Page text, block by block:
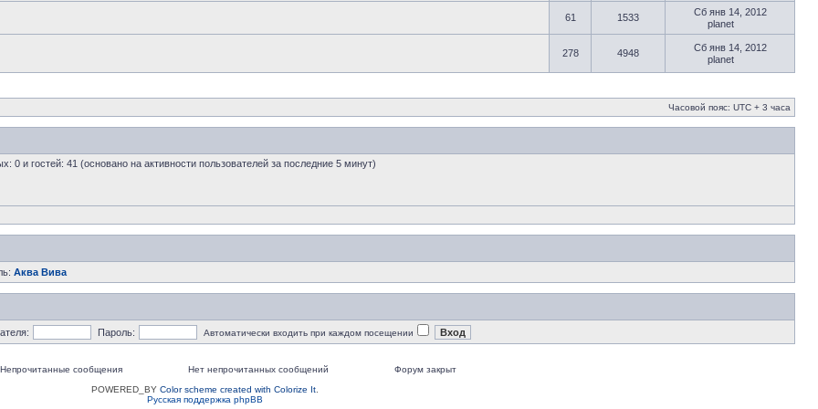
61 1533
Сб янв 14, 2012
planet
278 4948
Сб янв 14, 2012
planet
Часовой пояс: UTC + 3 часа
0 и гостей: 41 (основано на активности пользователей за последние 5 минут)
Аква Вива
Пароль: Автоматически входить при каждом посещении
Непрочитанные сообщения Нет непрочитанных сообщений
Форум закрыт
POWERED_BY Color scheme created with Colorize It.
Русская поддержка phpBB